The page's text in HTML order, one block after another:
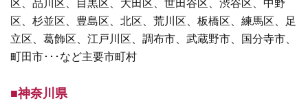
区、杉並区、豊島区、北区、荒川区、板橋区、練馬区、足
立区、葛飾区、江戸川区、調布市、武蔵野市、国分寺市、
町田市･･･など主要市町村
■神奈川県